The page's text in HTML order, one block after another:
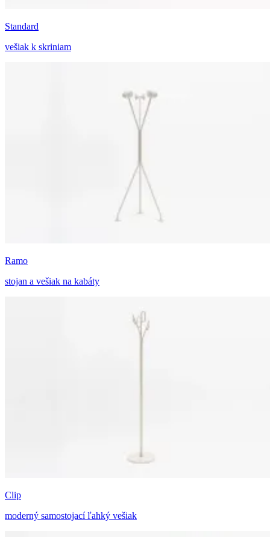
Standard
vešiak k skriniam
Ramo
stojan a vešiak na kabáty
Clip
moderný samostojací ľahký vešiak